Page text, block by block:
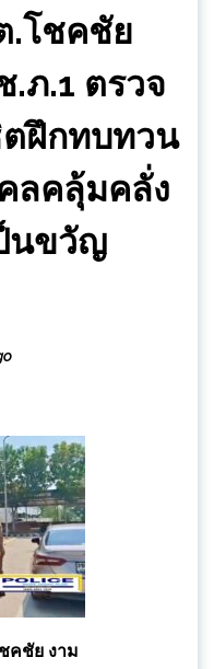
.โชคชัย
.ภ.1 ตรวจ
ตฝึกทบทวน
ลคลุ้มคลั่ง
นขวัญ
คชัย งาม